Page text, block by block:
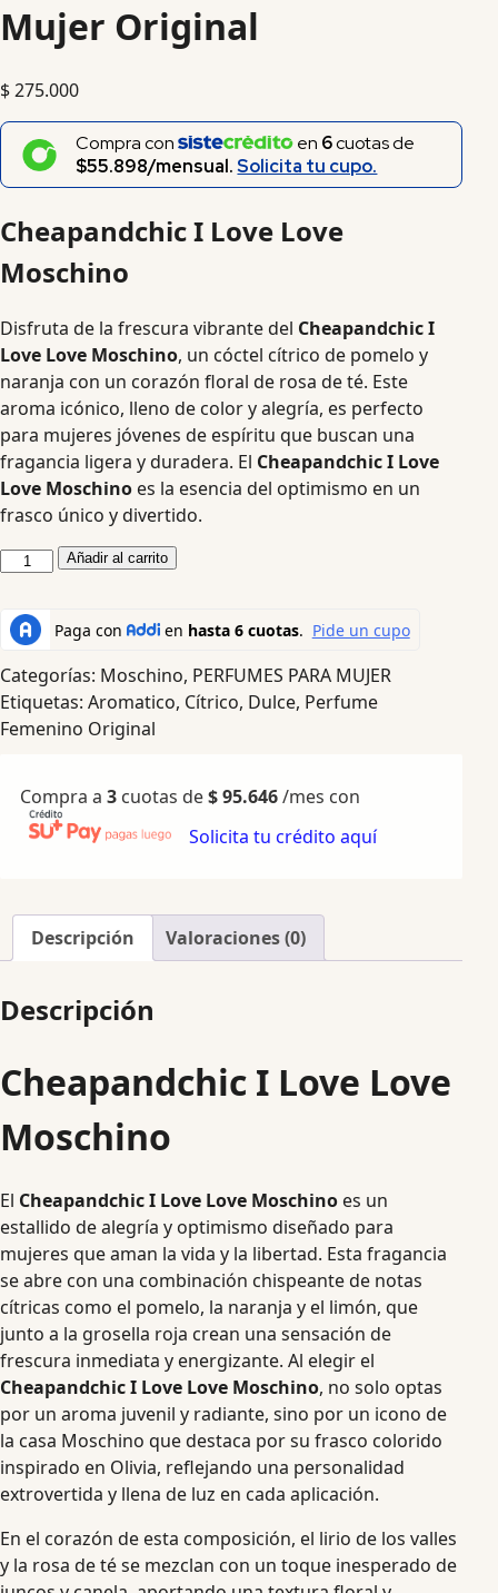
Mujer Original
$275.000
Compra con en 6cuotas de
$55.898/mensual.Solicita tu cupo.
Cheapandchic I Love Love
Moschino
Disfruta de la frescura vibrante del Cheapandchic I
Love Love Moschino, un cóctel cítrico de pomelo y
naranja con un corazón floral de rosa de té. Este
aroma icónico, lleno de color y alegría, es perfecto
para mujeres jóvenes de espíritu que buscan una
fragancia ligera y duradera. El Cheapandchic I Love
Love Moschino es la esencia del optimismo en un
frasco único y divertido.
Añadir al carrito
Categorías: Moschino, PERFUMES PARA MUJER
Etiquetas: Aromatico, Cítrico, Dulce, Perfume
Femenino Original
Compra a 3 cuotas de$95.646/mes con
Solicita tu crédito aquí
Descripción Valoraciones (0)
Descripción
Cheapandchic I Love Love
Moschino
El Cheapandchic I Love Love Moschino es un
estallido de alegría y optimismo diseñado para
mujeres que aman la vida y la libertad. Esta fragancia
se abre con una combinación chispeante de notas
cítricas como el pomelo, la naranja y el limón, que
junto a la grosella roja crean una sensación de
frescura inmediata y energizante. Al elegir el
Cheapandchic I Love Love Moschino, no solo optas
por un aroma juvenil y radiante, sino por un icono de
la casa Moschino que destaca por su frasco colorido
inspirado en Olivia, reflejando una personalidad
extrovertida y llena de luz en cada aplicación.
En el corazón de esta composición, el lirio de los valles
y la rosa de té se mezclan con un toque inesperado de